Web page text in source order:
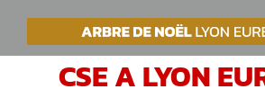
PasserVOTRE ARBRE
CSE A LYON